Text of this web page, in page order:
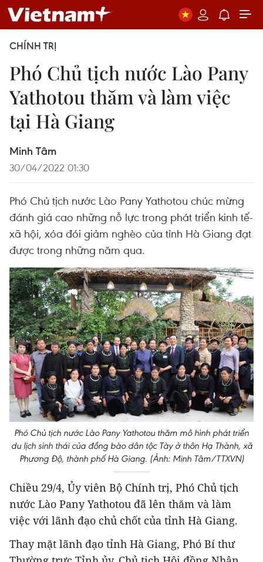
CHÍNH TRỊ
Phó Chủ tịch nước Lào Pany
Yathotou thăm và làm việc
tại Hà Giang
Minh Tâm
30/04/2022 01:30
Phó Chủ tịch nước Lào Pany Yathotou chúc mừng
đánh giá cao những nỗ lực trong phát triển kinh tế-
xã hội, xóa đói giảm nghèo của tỉnh Hà Giang đạt
được trong những năm qua.
Phó Chủ tịch nước Lào Pany Yathotou thăm mô hình phát triển
du lịch sinh thái của đồng bào dân tộc Tày ở thôn Hạ Thành, xã
Phương Độ, thành phố Hà Giang. (Ảnh: Minh Tâm/TTXVN)
Chiều 29/4, Ủy viên Bộ Chính trị, Phó Chủ tịch
nước Lào Pany Yathotou đã lên thăm và làm
việc với lãnh đạo chủ chốt của tỉnh Hà Giang.
Thay mặt lãnh đạo tỉnh Hà Giang, Phó Bí thư